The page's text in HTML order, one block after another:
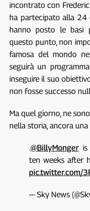
incontrato con
ha partecipato alla 24
hanno posto le basi
questo punto, non
famosa del mondo
seguirà un
inseguire il suo
non fosse successo
Ma quel giorno, ne
nella storia, ancora
.@BillyMongeris
ten weeks after
pic.twitter.com/
— Sky News